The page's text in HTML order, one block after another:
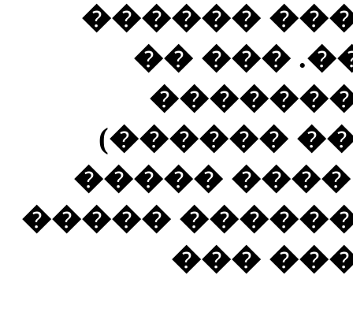
�����
�������
�����
(�������
���� ��
��� �������
����